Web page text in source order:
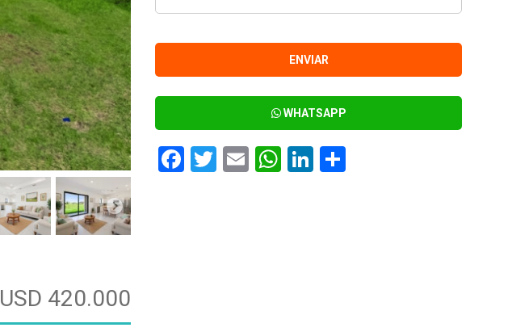
USD 420.000
WHATSAPP
Facebook
Twitter
EmailWhatsApp
LinkedIn